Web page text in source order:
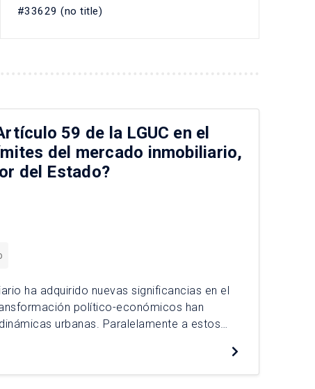
#33629 (no title)
59 de la LGUC en el
del mercado inmobiliario,
del Estado?
ha adquirido nuevas significancias en el
político-económicos han
urbanas. Paralelamente a estos